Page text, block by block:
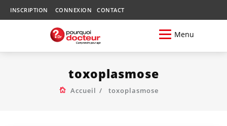
INSCRIPTION CONNEXION CONTACT
Menu
toxoplasmose
Accueil toxoplasmose